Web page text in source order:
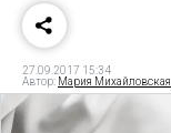
27.09.2017 15:34
Автор: Мария Михайловская